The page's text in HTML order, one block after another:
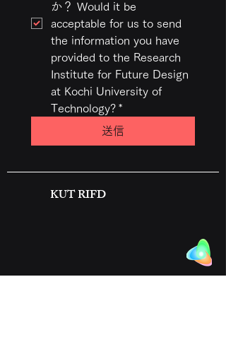
か？ Would it be
acceptable for us to send
the information you have
provided to the Research
Institute for Future Design
at Kochi University of
Technology? *
送信
KUT RIFD